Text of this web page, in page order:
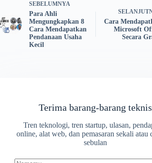
SEBELUMNYA
Para Ahli
Mengungkapkan 8
Cara Mendapatkan
Pendanaan Usaha
Kecil
Cara
Microsoft
Secara
Terima barang-barang teknis
Tren teknologi, tren startup, ulasan,
online, alat web, dan pemasaran sekali atau
sebulan